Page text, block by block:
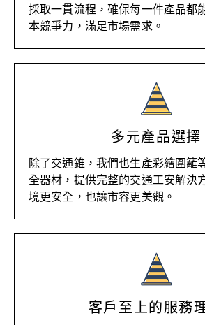
採取一貫流程，確保每一件產品都
本競爭力，滿足市場需求。
多元產品選擇
除了交通錐，我們也生產彩繪圍籬
全器材，提供完整的交通工安解決
境更安全，也讓市容更美觀。
客戶至上的服務